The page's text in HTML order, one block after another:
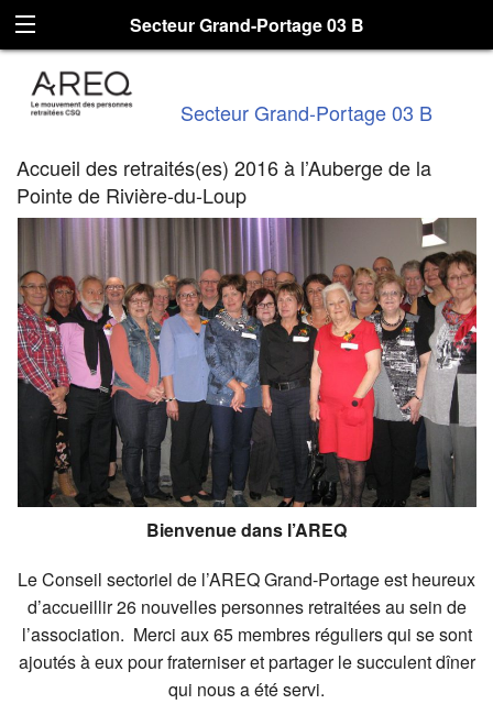
Secteur Grand-Portage 03 B
Secteur Grand-Portage 03 B
Accueil des retraités(es) 2016 à l’Auberge de la
Pointe de Rivière-du-Loup
Bienvenue dans l’AREQ
Le Conseil sectoriel de l’AREQ Grand-Portage est heureux
d’accueillir 26 nouvelles personnes retraitées au sein de
l’association. Merci aux 65 membres réguliers qui se sont
ajoutés à eux pour fraterniser et partager le succulent dîner
qui nous a été servi.